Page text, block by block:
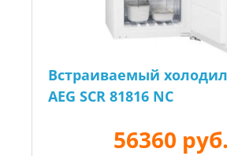
Встраиваемый
AEG SCR 81816 NC
56360 руб.